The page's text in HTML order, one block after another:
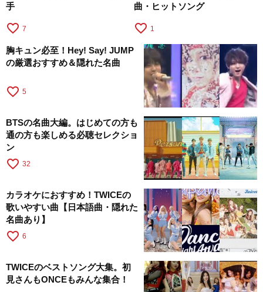
手
favorite_border 7
曲・ヒットソング
favorite_border 1
胸キュン必至！Hey! Say! JUMP
の厳選おすすめ＆隠れた名曲
favorite_border 5
BTSの名曲大編。はじめての方も
通の方も楽しめる必聴セレクショ
ン
favorite_border 32
カラオケにおすすめ！TWICEの
歌いやすい曲【日本語曲・隠れた
名曲あり】
favorite_border 6
TWICEのベストソング大集。初
見さんもONCEもみんな集合！